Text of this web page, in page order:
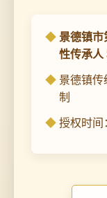
景德镇市
性传承人
景德镇
制
授权时间